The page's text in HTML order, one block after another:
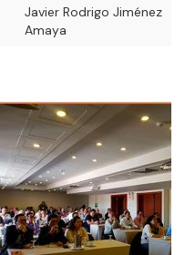
Javier Rodrigo Jiménez
Amaya